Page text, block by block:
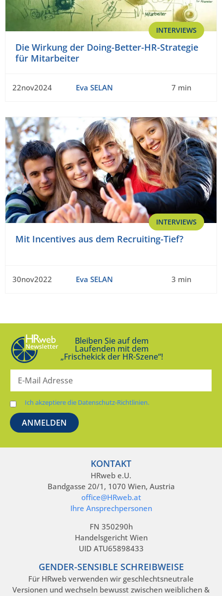
INTERVIEWS
Die Wirkung der Doing-Better-HR-Strategie
für Mitarbeiter
22nov2024 Eva SELAN 7 min
INTERVIEWS
Mit Incentives aus dem Recruiting-Tief?
30nov2022 Eva SELAN 3 min
Bleiben Sie auf dem
Laufenden mit dem
„Frischekick der HR-Szene“!
Ich akzeptiere die Datenschutz-Richtlinien.
KONTAKT
HRweb e.U.
Bandgasse 20/1, 1070 Wien, Austria
office@HRweb.at
Ihre Ansprechpersonen
FN 350290h
Handelsgericht Wien
UID ATU65898433
GENDER-SENSIBLE SCHREIBWEISE
Für HRweb verwenden wir geschlechtsneutrale
Versionen und wechseln bewusst zwischen weiblichen &